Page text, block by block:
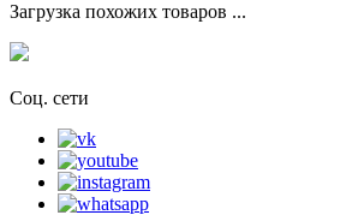
Загрузка похожих товаров ...
Соц. сети